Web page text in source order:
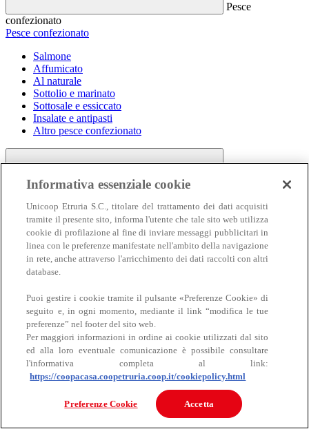
Pesce
confezionato
Pesce confezionato
Salmone
Affumicato
Al naturale
Sottolio e marinato
Sottosale e essiccato
Insalate e antipasti
Altro pesce confezionato
Carne
Carne
Bovino
Informativa essenziale cookie
Unicoop Etruria S.C., titolare del trattamento dei dati acquisiti
tramite il presente sito, informa l'utente che tale sito web utilizza
cookie di profilazione al fine di inviare messaggi pubblicitari in
linea con le preferenze manifestate nell'ambito della navigazione
in rete, anche attraverso l'arricchimento dei dati raccolti con altri
database.
Puoi gestire i cookie tramite il pulsante «Preferenze Cookie» di
seguito e, in ogni momento, mediante il link “modifica le tue
preferenze” nel footer del sito web.
Per maggiori informazioni in ordine ai cookie utilizzati dal sito
ed alla loro eventuale comunicazione è possibile consultare
l'informativa completa al link:
https://coopacasa.coopetruria.coop.it/cookiepolicy.html
Preferenze Cookie Accetta